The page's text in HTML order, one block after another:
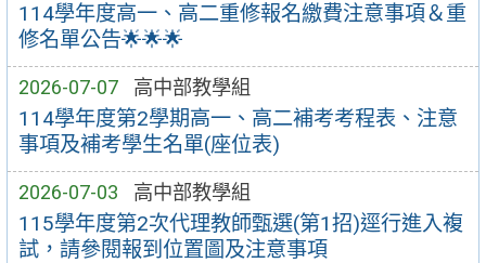
114學年度高一、高二重修報名繳費注意事項＆重
修名單公告🌟🌟🌟
2026-07-07 高中部教學組
114學年度第2學期高一、高二補考考程表、注意
事項及補考學生名單(座位表)
2026-07-03 高中部教學組
115學年度第2次代理教師甄選(第1招)逕行進入複
試，請參閱報到位置圖及注意事項